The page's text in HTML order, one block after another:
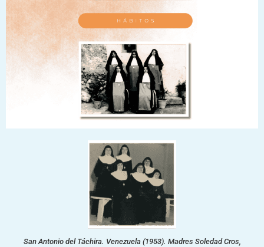
San Antonio del Táchira. Venezuela (1953). Madres Soledad Cros,